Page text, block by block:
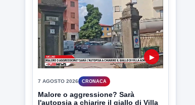
▶
Malore o aggressione? Sarà
l'autopsia a chiarire il giallo di Villa
Adriana